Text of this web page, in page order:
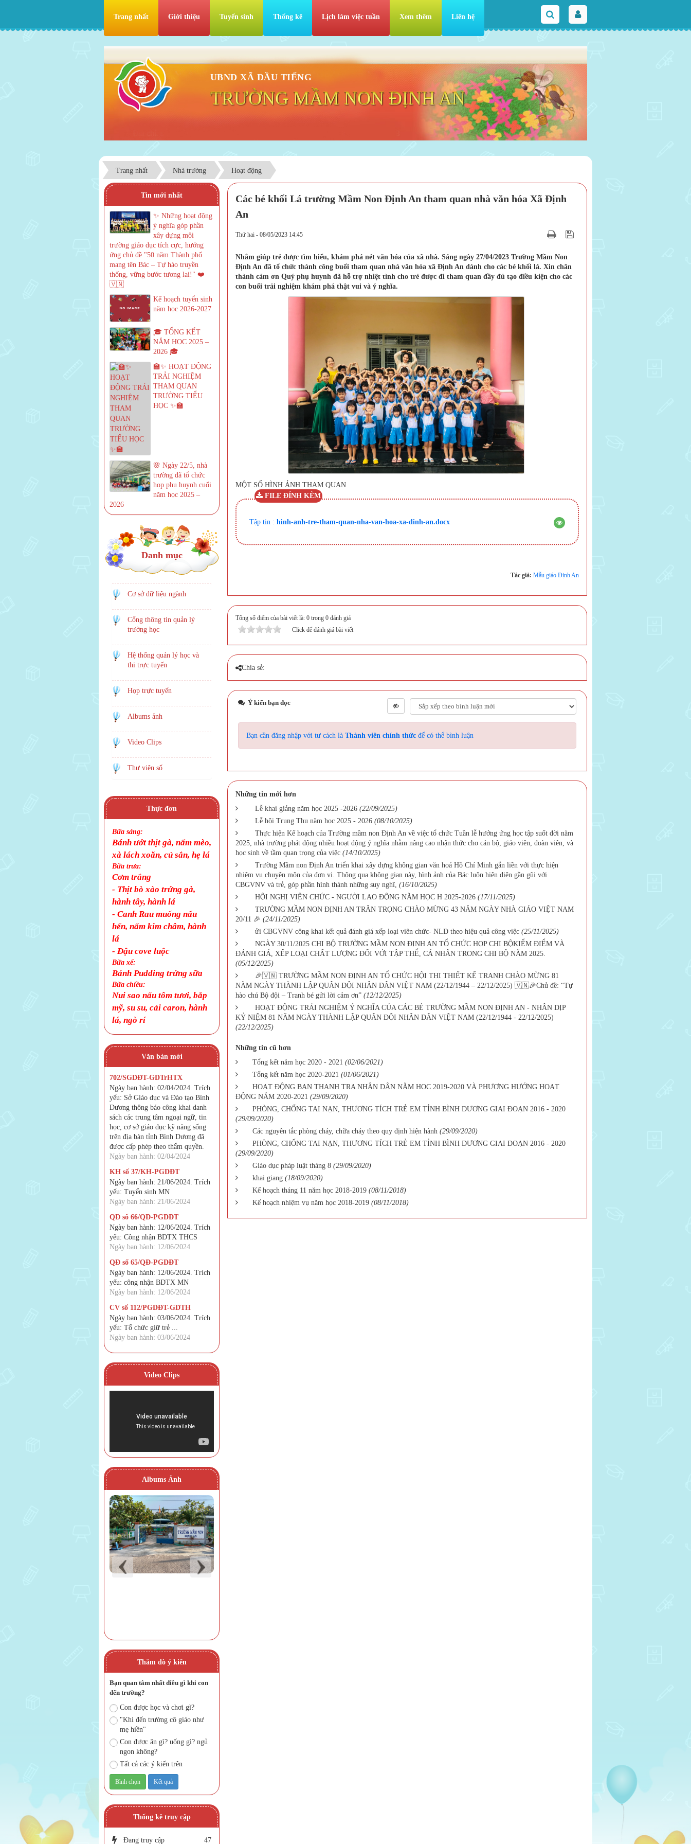
Trang nhất Giới thiệu Tuyển sinh Thống kê Lịch làm việc tuần Xem thêm Liên hệ
UBND XÃ DẦU TIẾNG
TRƯỜNG MẦM NON ĐỊNH AN
Trang nhất Nhà trường Hoạt động
Các bé khối Lá trường Mầm Non Định An tham quan nhà văn hóa Xã Định
An
Thứ hai - 08/05/2023 14:45
Nhằm giúp trẻ được tìm hiểu, khám phá nét văn hóa của xã nhà. Sáng ngày 27/04/2023 Trường Mầm Non
Định An đã tổ chức thành công buổi tham quan nhà văn hóa xã Định An dành cho các bé khối lá. Xin chân
thành cảm ơn Quý phụ huynh đã hỗ trợ nhiệt tình cho trẻ được đi tham quan đầy đủ tạo điều kiện cho các
con buổi trải nghiệm khám phá thật vui và ý nghĩa.
MỘT SỐ HÌNH ẢNH THAM QUAN
FILE ĐÍNH KÈM
Tập tin : hinh-anh-tre-tham-quan-nha-van-hoa-xa-dinh-an.docx
Tác giả: Mẫu giáo Định An
Tổng số điểm của bài viết là: 0 trong 0 đánh giá
Click để đánh giá bài viết
Chia sẻ:
Ý kiến bạn đọc
Bạn cần đăng nhập với tư cách là Thành viên chính thức để có thể bình luận
Những tin mới hơn
Lễ khai giảng năm học 2025 -2026 (22/09/2025)
Lễ hội Trung Thu năm học 2025 - 2026 (08/10/2025)
Thực hiện Kế hoạch của Trường mầm non Định An về việc tổ chức Tuần lễ hưởng ứng học tập suốt đời năm
2025, nhà trường phát động nhiều hoạt động ý nghĩa nhằm nâng cao nhận thức cho cán bộ, giáo viên, đoàn viên, và
học sinh về tầm quan trọng của việc (14/10/2025)
Trường Mầm non Định An triển khai xây dựng không gian văn hoá Hồ Chí Minh gắn liền với thực hiện
nhiệm vụ chuyên môn của đơn vị. Thông qua không gian này, hình ảnh của Bác luôn hiện diện gần gũi với
CBGVNV và trẻ, góp phần hình thành những suy nghĩ, (16/10/2025)
HỘI NGHỊ VIÊN CHỨC - NGƯỜI LAO ĐỘNG NĂM HỌC H 2025-2026 (17/11/2025)
TRƯỜNG MẦM NON ĐỊNH AN TRÂN TRỌNG CHÀO MỪNG 43 NĂM NGÀY NHÀ GIÁO VIỆT NAM
20/11 🎉 (24/11/2025)
ửi CBGVNV công khai kết quả đánh giá xếp loại viên chức- NLĐ theo hiệu quả công việc (25/11/2025)
NGÀY 30/11/2025 CHI BỘ TRƯỜNG MẦM NON ĐỊNH AN TỔ CHỨC HỌP CHI BỘKIỂM ĐIỂM VÀ
ĐÁNH GIÁ, XẾP LOẠI CHẤT LƯỢNG ĐỐI VỚI TẬP THỂ, CÁ NHÂN TRONG CHI BỘ NĂM 2025.
(05/12/2025)
🎉🇻🇳 TRƯỜNG MẦM NON ĐỊNH AN TỔ CHỨC HỘI THI THIẾT KẾ TRANH CHÀO MỪNG 81
NĂM NGÀY THÀNH LẬP QUÂN ĐỘI NHÂN DÂN VIỆT NAM (22/12/1944 – 22/12/2025) 🇻🇳🎉Chủ đề: “Tự
hào chú Bộ đội – Tranh bé gửi lời cảm ơn” (12/12/2025)
HOẠT ĐỘNG TRẢI NGHIỆM Ý NGHĨA CỦA CÁC BÉ TRƯỜNG MẦM NON ĐỊNH AN - NHÂN DỊP
KỶ NIỆM 81 NĂM NGÀY THÀNH LẬP QUÂN ĐỘI NHÂN DÂN VIỆT NAM (22/12/1944 - 22/12/2025)
(22/12/2025)
Những tin cũ hơn
Tổng kết năm học 2020 - 2021 (02/06/2021)
Tổng kết năm học 2020-2021 (01/06/2021)
HOẠT ĐỘNG BAN THANH TRA NHÂN DÂN NĂM HỌC 2019-2020 VÀ PHƯƠNG HƯỚNG HOẠT
ĐỘNG NĂM 2020-2021 (29/09/2020)
PHÒNG, CHỐNG TAI NẠN, THƯƠNG TÍCH TRẺ EM TỈNH BÌNH DƯƠNG GIAI ĐOẠN 2016 - 2020
(29/09/2020)
Các nguyên tắc phòng cháy, chữa cháy theo quy định hiện hành (29/09/2020)
PHÒNG, CHỐNG TAI NẠN, THƯƠNG TÍCH TRẺ EM TỈNH BÌNH DƯƠNG GIAI ĐOẠN 2016 - 2020
(29/09/2020)
Giáo dục pháp luật tháng 8 (29/09/2020)
khai giang (18/09/2020)
Kế hoạch tháng 11 năm học 2018-2019 (08/11/2018)
Kế hoạch nhiệm vụ năm học 2018-2019 (08/11/2018)
Tin mới nhất
✨ Những hoạt động
ý nghĩa góp phần
xây dựng môi
trường giáo dục tích cực, hưởng
ứng chủ đề "50 năm Thành phố
mang tên Bác – Tự hào truyền
thống, vững bước tương lai!" ❤️
🇻🇳
Kế hoạch tuyển sinh
năm học 2026-2027
🎓 TỔNG KẾT
NĂM HỌC 2025 –
2026 🎓
🏫✨ HOẠT ĐỘNG
TRẢI NGHIỆM
THAM QUAN
TRƯỜNG TIỂU
HỌC ✨🏫
🌸 Ngày 22/5, nhà
trường đã tổ chức
họp phụ huynh cuối
năm học 2025 –
2026
Danh mục
Cơ sở dữ liệu ngành
Cổng thông tin quản lý
trường học
Hệ thống quản lý học và
thi trực tuyến
Họp trực tuyến
Albums ảnh
Video Clips
Thư viện số
Thực đơn
Bữa sáng:
Bánh ướt thịt gà, nấm mèo,
xà lách xoăn, củ sắn, hẹ lá
Bữa trưa:
Cơm trắng
- Thịt bò xào trứng gà,
hành tây, hành lá
- Canh Rau muống nấu
hến, nấm kim châm, hành
lá
- Đậu cove luộc
Bữa xế:
Bánh Pudding trứng sữa
Bữa chiều:
Nui sao nấu tôm tươi, bắp
mỹ, su su, cải caron, hành
lá, ngò rí
Văn bản mới
702/SGDĐT-GDTrHTX
Ngày ban hành: 02/04/2024. Trích
yếu: Sở Giáo dục và Đào tạo Bình
Dương thông báo công khai danh
sách các trung tâm ngoại ngữ, tin
học, cơ sở giáo dục kỹ năng sống
trên địa bàn tỉnh Bình Dương đã
được cấp phép theo thẩm quyền.
Ngày ban hành: 02/04/2024
KH số 37/KH-PGDĐT
Ngày ban hành: 21/06/2024. Trích
yếu: Tuyển sinh MN
Ngày ban hành: 21/06/2024
QĐ số 66/QĐ-PGDĐT
Ngày ban hành: 12/06/2024. Trích
yếu: Công nhận BDTX THCS
Ngày ban hành: 12/06/2024
QĐ số 65/QĐ-PGDĐT
Ngày ban hành: 12/06/2024. Trích
yếu: công nhận BDTX MN
Ngày ban hành: 12/06/2024
CV số 112/PGDĐT-GDTH
Ngày ban hành: 03/06/2024. Trích
yếu: Tổ chức giữ trẻ ...
Ngày ban hành: 03/06/2024
Video Clips
Albums Ảnh
Thăm dò ý kiến
Bạn quan tâm nhất điều gì khi con
đến trường?
Con được học và chơi gì?
"Khi đến trường cô giáo như
mẹ hiền"
Con được ăn gì? uống gì? ngủ
ngon không?
Tất cả các ý kiến trên
Thống kê truy cập
Đang truy cập 47